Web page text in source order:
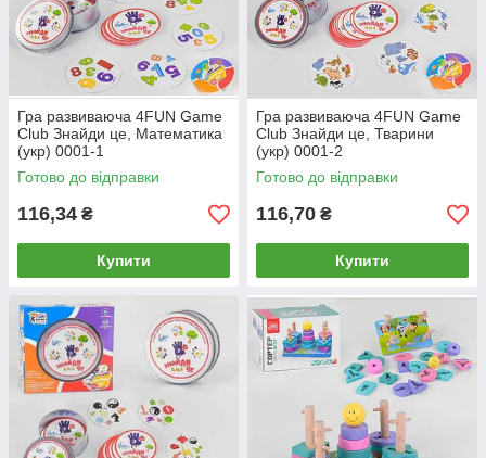
Гра развиваюча 4FUN Game
Club Знайди це, Математика
(укр) 0001-1
Готово до відправки
116,34 ₴
Купити
Гра развиваюча 4FUN Game
Club Знайди це, Тварини
(укр) 0001-2
Готово до відправки
116,70 ₴
Купити